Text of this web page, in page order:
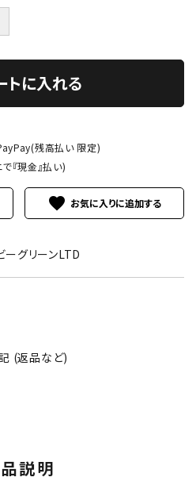
トに入れる
残高払い 限定)
『現金』払い)
favorite
ーグリーンLTD
(返品など)
説明